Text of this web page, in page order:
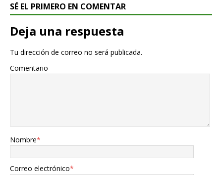
SÉ EL PRIMERO EN COMENTAR
Deja una respuesta
Tu dirección de correo no será publicada.
Comentario
Nombre*
Correo electrónico*